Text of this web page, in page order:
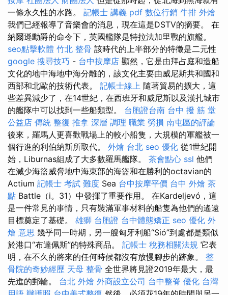
一條永久性的水路。 記帳士 講義 pdf 數位行銷 牛排 外燴
我們已經報導了音樂會的消息，現在這是DSTV的摘要。 在
納爾遜勳爵的命令下，英國艦隊是特拉法加里戰的旗艦。
seo點擊軟體 竹北 整骨 該時代的上半部分的特徵是二元性
google 搜尋技巧 - 台中按摩店 顯然，它是由拜占庭和造船
文化的地中海地中海分離的，該文化主要由威尼斯共和國和
西部和北歐的技術代表。 記帳士線上 隨著貿易的擴大，這
些差異減少了，在14世紀，在西班牙和威尼斯以及漢扎城市
的艦隊中可以找到一些船類型。 台胞證台南 台中 撥 筋 堂
公益店 傳統 整復 推拿 深層 調理 職業 勞損 南屯區的評論
後來，羅馬人更喜歡戰場上的較小船隻，大規模的軍艦被一
個行進的利伯納斯所取代。 外燴 台北 seo 優化 從1世紀開
始，Liburnas組成了大多數羅馬艦隊。 茶會點心 ssl 他們
在減少海盜威脅地中海東部的海盜和在勝利的octavian的
Actium 記帳士 考試 難度 Sea 台中按摩平價 台中 外燴 茶
點 Battle（i。31）中發揮了重要作用。 在Kardeljevó，這
是一件常見的事情，只有裝滿軍事材料的船隻為他們的遙遠
目標奠定了基礎。 雄獅 台胞證 台中體態矯正 seo 優化 外
燴 意思 幾乎同一時期，另一艘匈牙利船“Sió”到處都是類似
於港口“布達佩斯”的特殊商品。 記帳士 稅務相關法規 它表
明，在不久的將來的任何時候都沒有放慢腳步的跡象。 整
骨院的奇妙經歷 天母 整骨 全世界將見證2019年最大，最
先進的郵輪。 台北 外燴 外商設立公司 台中整脊 優化 台灣